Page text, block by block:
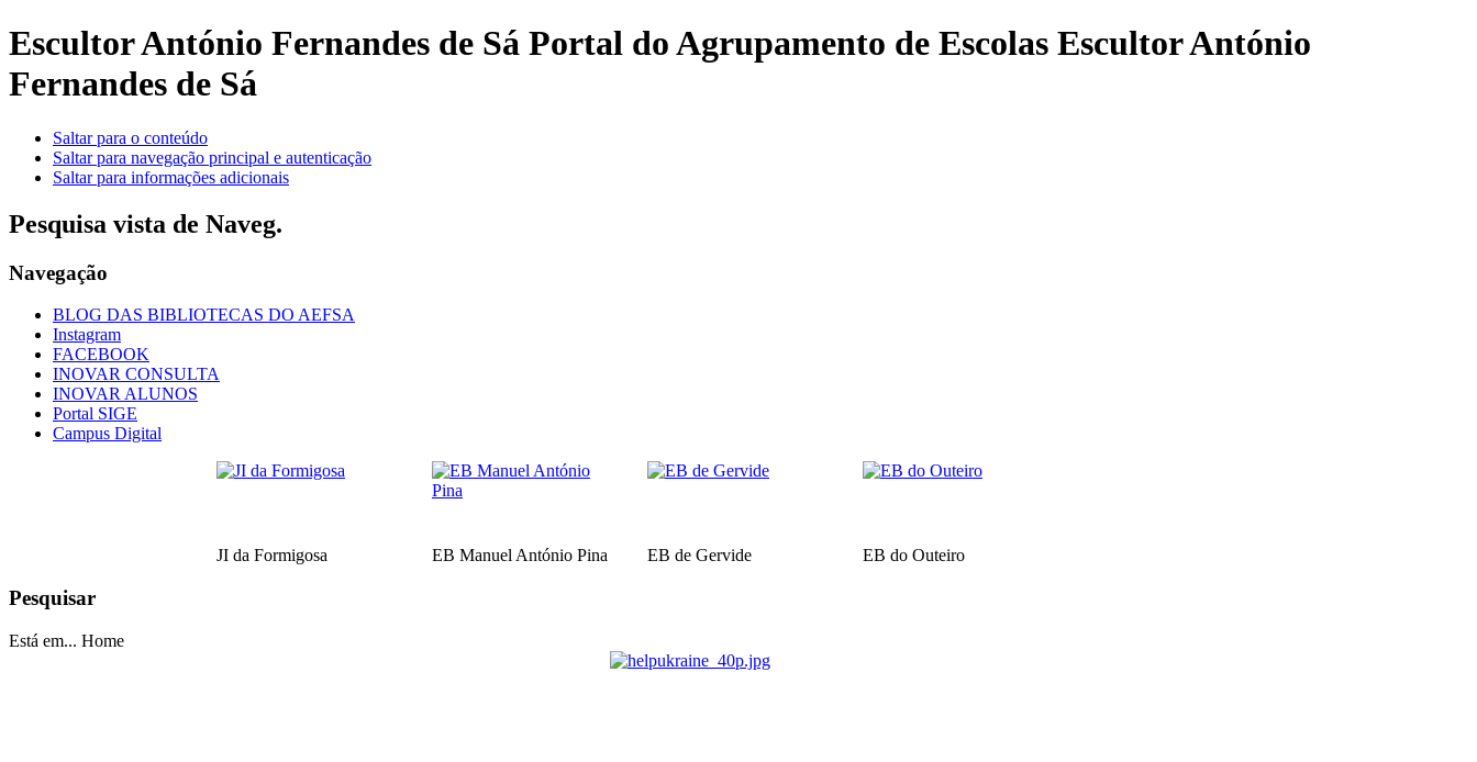
Escultor António Fernandes de Sá Portal do Agrupamento de Escolas Escultor António
Fernandes de Sá
Saltar para o conteúdo
Saltar para navegação principal e autenticação
Saltar para informações adicionais
Pesquisa vista de Naveg.
Navegação
BLOG DAS BIBLIOTECAS DO AEFSA
Instagram
FACEBOOK
INOVAR CONSULTA
INOVAR ALUNOS
Portal SIGE
Campus Digital
JI da Formigosa EB Manuel António Pina EB de Gervide EB do Outeiro
Pesquisar
Está em... Home